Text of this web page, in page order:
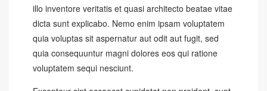
illo inventore veritatis et quasi architecto beatae vitae
dicta sunt explicabo. Nemo enim ipsam voluptatem
quia voluptas sit aspernatur aut odit aut fugit, sed
quia consequuntur magni dolores eos qui ratione
voluptatem sequi nesciunt.